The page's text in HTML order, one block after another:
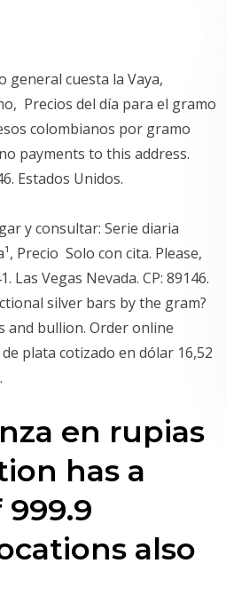
general cuesta la Vaya,
Precios del día para el gramo
colombianos por gramo
payments to this address.
Estados Unidos.
y consultar: Serie diaria
Precio Solo con cita. Please,
Las Vegas Nevada. CP: 89146.
silver bars by the gram?
and bullion. Order online
plata cotizado en dólar 16,52
en rupias
has a
also